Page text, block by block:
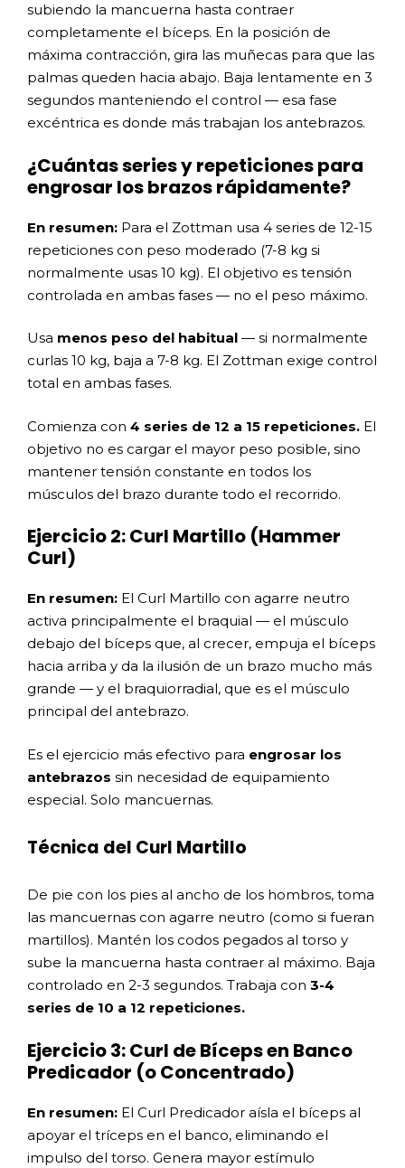
subiendo la mancuerna hasta contraer
completamente el bíceps. En la posición de
máxima contracción, gira las muñecas para que las
palmas queden hacia abajo. Baja lentamente en 3
segundos manteniendo el control — esa fase
excéntrica es donde más trabajan los antebrazos.
¿Cuántas series y repeticiones para
engrosar los brazos rápidamente?
En resumen: Para el Zottman usa 4 series de 12-15
repeticiones con peso moderado (7-8 kg si
normalmente usas 10 kg). El objetivo es tensión
controlada en ambas fases — no el peso máximo.
Usa menos peso del habitual — si normalmente
curlas 10 kg, baja a 7-8 kg. El Zottman exige control
total en ambas fases.
Comienza con 4 series de 12 a 15 repeticiones. El
objetivo no es cargar el mayor peso posible, sino
mantener tensión constante en todos los
músculos del brazo durante todo el recorrido.
Ejercicio 2: Curl Martillo (Hammer
Curl)
En resumen: El Curl Martillo con agarre neutro
activa principalmente el braquial — el músculo
debajo del bíceps que, al crecer, empuja el bíceps
hacia arriba y da la ilusión de un brazo mucho más
grande — y el braquiorradial, que es el músculo
principal del antebrazo.
Es el ejercicio más efectivo para engrosar los
antebrazos sin necesidad de equipamiento
especial. Solo mancuernas.
Técnica del Curl Martillo
De pie con los pies al ancho de los hombros, toma
las mancuernas con agarre neutro (como si fueran
martillos). Mantén los codos pegados al torso y
sube la mancuerna hasta contraer al máximo. Baja
controlado en 2-3 segundos. Trabaja con 3-4
series de 10 a 12 repeticiones.
Ejercicio 3: Curl de Bíceps en Banco
Predicador (o Concentrado)
En resumen: El Curl Predicador aísla el bíceps al
apoyar el tríceps en el banco, eliminando el
impulso del torso. Genera mayor estímulo